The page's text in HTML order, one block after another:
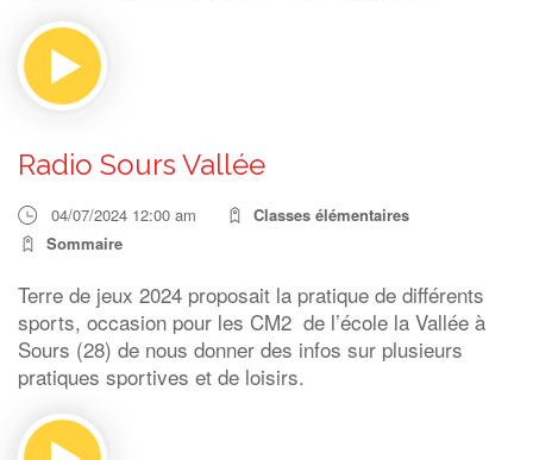
Radio Sours Vallée
04/07/2024 12:00 am
Classes élémentaires
Sommaire
Terre de jeux 2024 proposait la pratique de différents
sports, occasion pour les CM2 de l’école la Vallée à
Sours (28) de nous donner des infos sur plusieurs
pratiques sportives et de loisirs.